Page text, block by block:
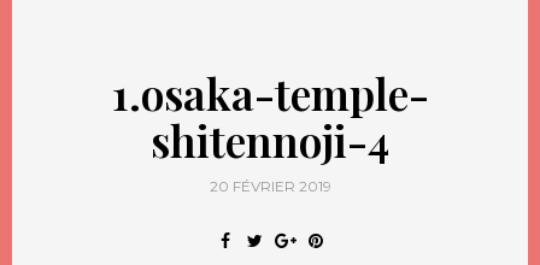
1.osaka-temple-
shitennoji-4
20 FÉVRIER 2019